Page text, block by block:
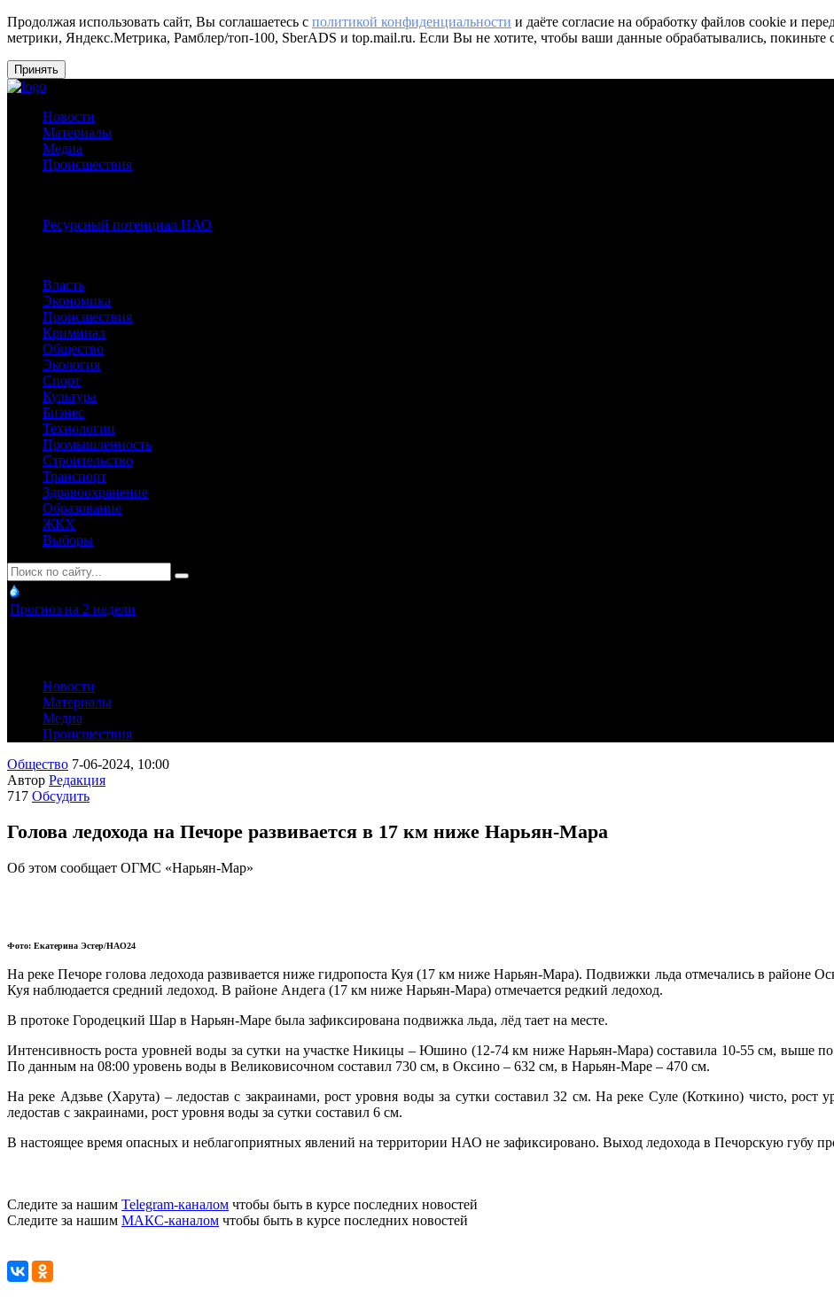
Продолжая использовать сайт, Вы соглашаетесь с политикой конфиденциальности и даёте согласие на обработку файлов cookie и
метрики, Яндекс.Метрика, Рамблер/топ-100, SberADS и top.mail.ru. Если Вы не хотите, чтобы ваши данные обрабатывались, покиньте
Принять
Новости
Материалы
Медиа
Происшествия
Ресурсный потенциал НАО
Власть
Экономика
Происшествия
Криминал
Общество
Экология
Спорт
Культура
Бизнес
Технологии
Промышленность
Строительство
Транспорт
Здравоохранение
Образование
ЖКХ
Выборы
Прогноз на 2 недели
Новости
Материалы
Медиа
Происшествия
Общество 7-06-2024, 10:00
Автор Редакция
717 Обсудить
Голова ледохода на Печоре развивается в 17 км ниже Нарьян-Мара
Об этом сообщает ОГМС «Нарьян-Мар»
Фото: Екатерина Эстер/НАО24
На реке Печоре голова ледохода развивается ниже гидропоста Куя (17 км ниже Нарьян-Мара). Подвижки льда отмечались в районе
Куя наблюдается средний ледоход. В районе Андега (17 км ниже Нарьян-Мара) отмечается редкий ледоход.
В протоке Городецкий Шар в Нарьян-Маре была зафиксирована подвижка льда, лёд тает на месте.
Интенсивность роста уровней воды за сутки на участке Никицы – Юшино (12-74 км ниже Нарьян-Мара) составила 10-55 см, выше
По данным на 08:00 уровень воды в Великовисочном составил 730 см, в Оксино – 632 см, в Нарьян-Маре – 470 см.
На реке Адзьве (Харута) – ледостав с закраинами, рост уровня воды за сутки составил 32 см. На реке Суле (Коткино) чисто,
ледостав с закраинами, рост уровня воды за сутки составил 6 см.
В настоящее время опасных и неблагоприятных явлений на территории НАО не зафиксировано. Выход ледохода в Печорскую губу
Следите за нашим Telegram-каналом чтобы быть в курсе последних новостей
Следите за нашим МАКС-каналом чтобы быть в курсе последних новостей